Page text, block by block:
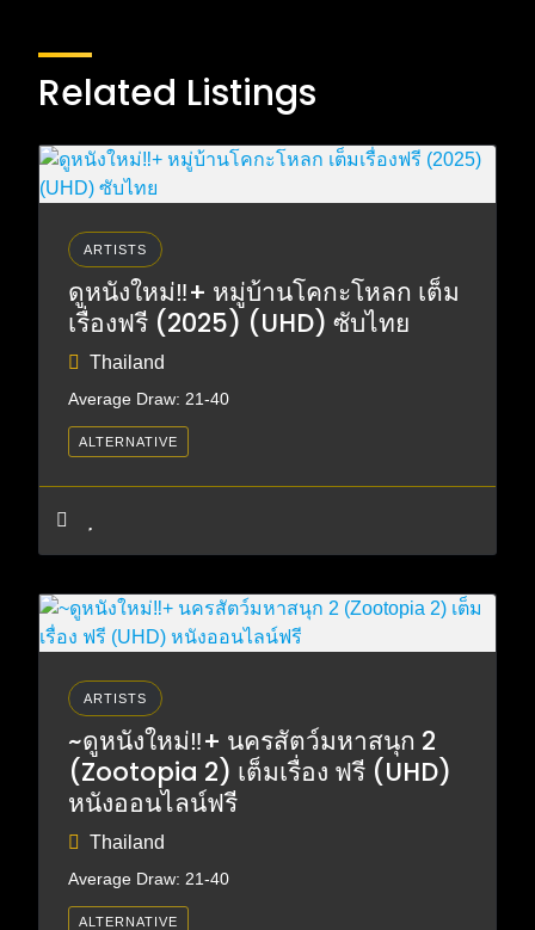
Related Listings
ARTISTS
ดูหนังใหม่‼️+ หมู่บ้านโคกะโหลก เต็ม
เรื่องฟรี (2025) (UHD) ซับไทย
Thailand
Average Draw: 21-40
ALTERNATIVE
ARTISTS
~ดูหนังใหม่‼️+ นครสัตว์มหาสนุก 2
(Zootopia 2) เต็มเรื่อง ฟรี (UHD)
หนังออนไลน์ฟรี
Thailand
Average Draw: 21-40
ALTERNATIVE